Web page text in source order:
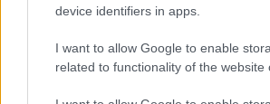
device identifiers in apps.
I want to allow Google to enable
related to functionality of the website